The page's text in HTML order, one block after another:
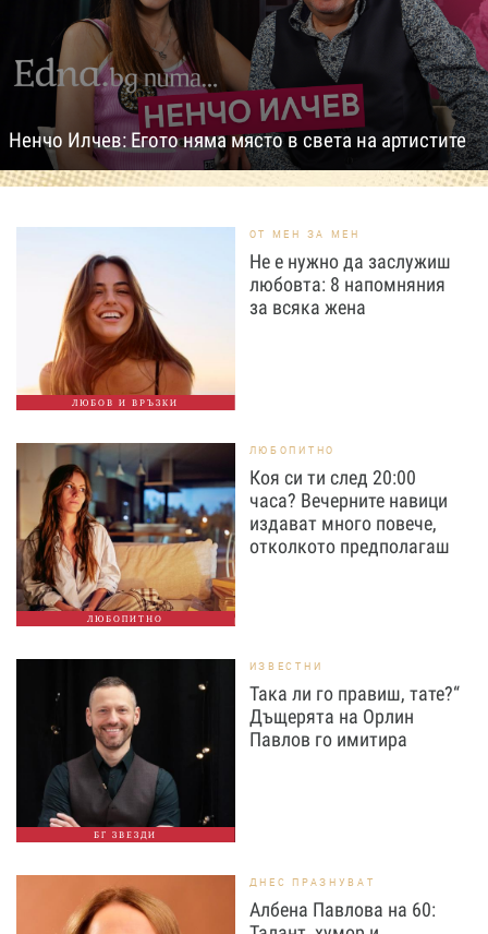
Ненчо Илчев: Егото няма място в света на артистите
ЛЮБОВ И ВРЪЗКИ
ОТ МЕН ЗА МЕН
Не е нужно да заслужиш
любовта: 8 напомняния
за всяка жена
ЛЮБОПИТНО
ЛЮБОПИТНО
Коя си ти след 20:00
часа? Вечерните навици
издават много повече,
отколкото предполагаш
БГ ЗВЕЗДИ
ИЗВЕСТНИ
Така ли го правиш, тате?“
Дъщерята на Орлин
Павлов го имитира
ДНЕС ПРАЗНУВАТ
Албена Павлова на 60: